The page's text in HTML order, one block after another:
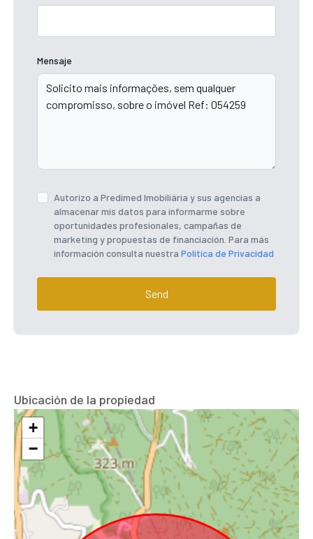
Mensaje
Autorizo ​​a Predimed Imobiliária y sus agencias a
almacenar mis datos para informarme sobre
oportunidades profesionales, campañas de
marketing y propuestas de financiación. Para más
información consulta nuestra Política de Privacidad
Send
Ubicación de la propiedad
+
−